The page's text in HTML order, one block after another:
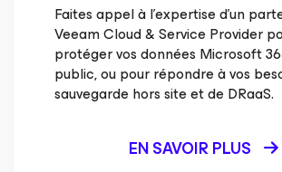
Faites appel à l’expertise d’un
Veeam Cloud & Service Provider
protéger vos données Microsoft
public, ou pour répondre à vos
sauvegarde hors site et de DRaaS.
EN SAVOIR PLUS